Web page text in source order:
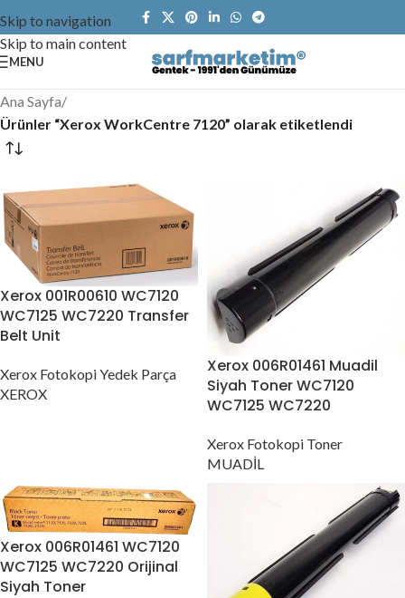
Skip to navigation
Skip to main content
MENU
Ana Sayfa/
Ürünler “Xerox WorkCentre 7120” olarak etiketlendi
Xerox 001R00610 WC7120
WC7125 WC7220 Transfer
Belt Unit
Xerox Fotokopi Yedek Parça
XEROX
Xerox 006R01461 Muadil
Siyah Toner WC7120
WC7125 WC7220
Xerox Fotokopi Toner
MUADİL
Xerox 006R01461 WC7120
WC7125 WC7220 Orijinal
Siyah Toner